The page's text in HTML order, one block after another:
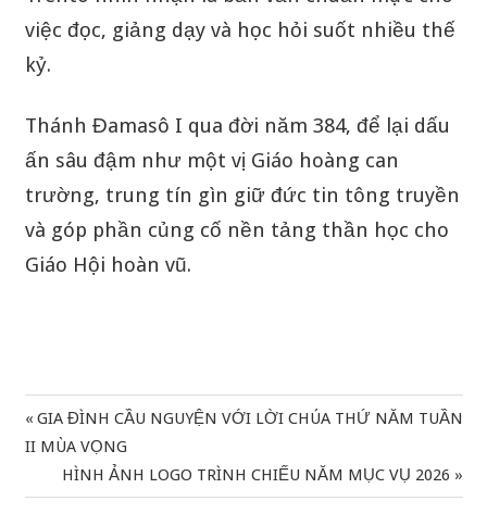
việc đọc, giảng dạy và học hỏi suốt nhiều thế
kỷ.
Thánh Đamasô I qua đời năm 384, để lại dấu
ấn sâu đậm như một vị Giáo hoàng can
trường, trung tín gìn giữ đức tin tông truyền
và góp phần củng cố nền tảng thần học cho
Giáo Hội hoàn vũ.
Điều
hướng
Previous
Post:
GIA ĐÌNH CẦU NGUYỆN VỚI LỜI CHÚA THỨ NĂM TUẦN
II MÙA VỌNG
Next
Post:
HÌNH ẢNH LOGO TRÌNH CHIẾU NĂM MỤC VỤ 2026